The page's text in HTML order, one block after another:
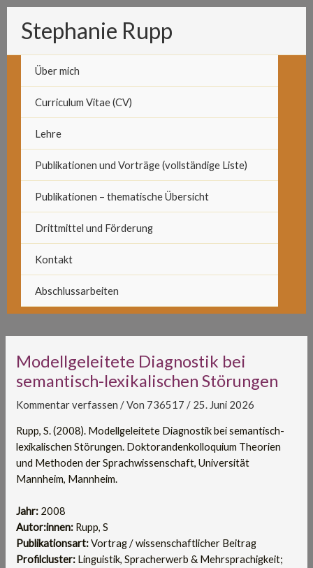
Zum
Inhalt
springenStephanie Rupp
Über mich
Curriculum Vitae (CV)
Lehre
Publikationen und Vorträge (vollständige Liste)
Publikationen – thematische Übersicht
Drittmittel und Förderung
Kontakt
Abschlussarbeiten
Modellgeleitete Diagnostik bei
semantisch-lexikalischen Störungen
Kommentar verfassen / Von 736517 / 25. Juni 2026
Rupp, S. (2008). Modellgeleitete Diagnostik bei semantisch-
lexikalischen Störungen. Doktorandenkolloquium Theorien
und Methoden der Sprachwissenschaft, Universität
Mannheim, Mannheim.
Jahr:2008
Autor:innen:Rupp, S
Publikationsart:Vortrag / wissenschaftlicher Beitrag
Profilcluster:Linguistik, Spracherwerb & Mehrsprachigkeit;